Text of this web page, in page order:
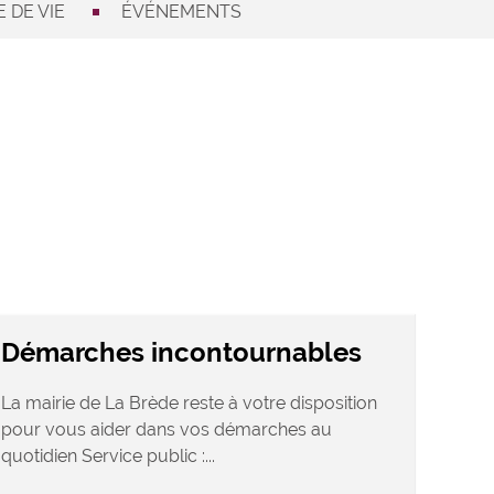
DE VIE ÉVÉNEMENTS
Démarches incontournables
La mairie de La Brède reste à votre disposition
pour vous aider dans vos démarches au
quotidien Service public :...